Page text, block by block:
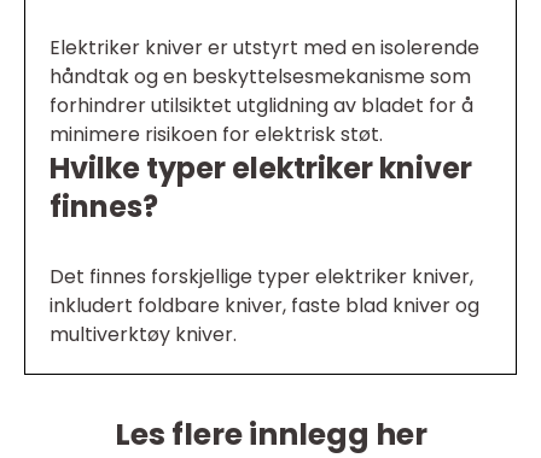
Elektriker kniver er utstyrt med en isolerende
håndtak og en beskyttelsesmekanisme som
forhindrer utilsiktet utglidning av bladet for å
minimere risikoen for elektrisk støt.
Hvilke typer elektriker kniver
finnes?
Det finnes forskjellige typer elektriker kniver,
inkludert foldbare kniver, faste blad kniver og
multiverktøy kniver.
Les flere innlegg her